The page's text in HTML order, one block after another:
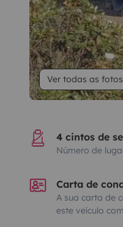
Ver todas as fotos
4 cintos de
Número de
Carta de
A sua carta de
este veículo